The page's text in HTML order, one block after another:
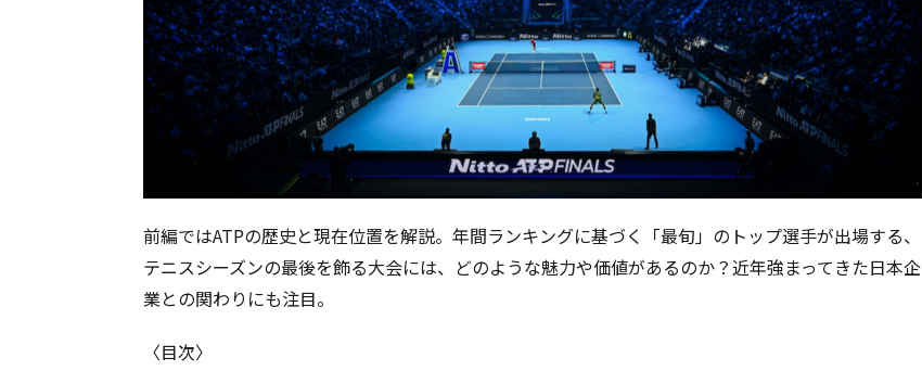
前編ではATPの歴史と現在位置を解説。年間ランキングに基づく「最旬」のトップ選手が出場する、
テニスシーズンの最後を飾る大会には、どのような魅力や価値があるのか？近年強まってきた日本企
業との関わりにも注目。
〈目次〉